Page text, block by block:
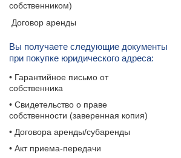
собственником)
Договор аренды
Вы получаете следующие документы
при покупке юридического адреса:
• Гарантийное письмо от
собственника
• Свидетельство о праве
собственности (заверенная копия)
• Договора аренды/субаренды
• Акт приема-передачи